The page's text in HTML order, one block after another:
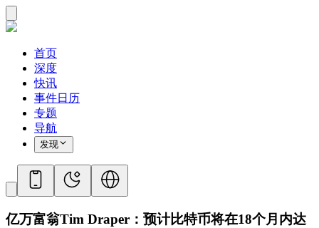
首页
深度
快讯
事件日历
专题
导航
发现
亿万富翁Tim Draper：预计比特币将在18个月内达